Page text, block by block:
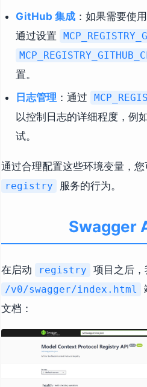
GitHub 集成：如果需要使
通过设置
置。
日志管理 ：通过
以控制日志的详细程度，例
试。
通过合理配置这些环境变量，
registry 服务的行为。
Swagger
在启动 registry 项目之后
/v0/swagger/index.html
文档：